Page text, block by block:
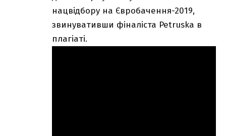
нацвідбору на Євробачення-2019,
звинувативши фіналіста Petruska в
плагіаті.